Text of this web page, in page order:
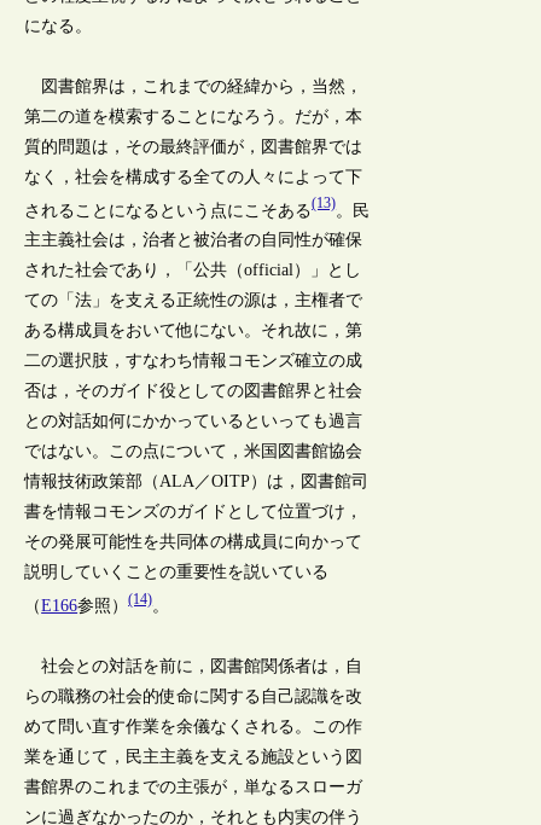
になる。
図書館界は，これまでの経緯から，当然，
第二の道を模索することになろう。だが，本
質的問題は，その最終評価が，図書館界では
なく，社会を構成する全ての人々によって下
されることになるという点にこそある(13)。民
主主義社会は，治者と被治者の自同性が確保
された社会であり，「公共（official）」とし
ての「法」を支える正統性の源は，主権者で
ある構成員をおいて他にない。それ故に，第
二の選択肢，すなわち情報コモンズ確立の成
否は，そのガイド役としての図書館界と社会
との対話如何にかかっているといっても過言
ではない。この点について，米国図書館協会
情報技術政策部（ALA／OITP）は，図書館司
書を情報コモンズのガイドとして位置づけ，
その発展可能性を共同体の構成員に向かって
説明していくことの重要性を説いている
（E166参照）(14)。
社会との対話を前に，図書館関係者は，自
らの職務の社会的使命に関する自己認識を改
めて問い直す作業を余儀なくされる。この作
業を通じて，民主主義を支える施設という図
書館界のこれまでの主張が，単なるスローガ
ンに過ぎなかったのか，それとも内実の伴う